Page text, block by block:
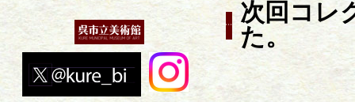
次回コレ
た。